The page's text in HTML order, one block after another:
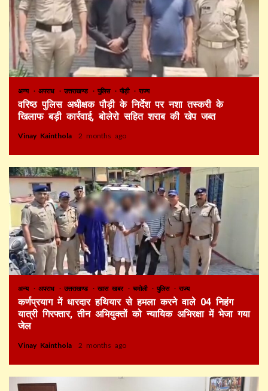
अन्य अपराध उत्तराखण्ड पुलिस पौड़ी राज्य
वरिष्ठ पुलिस अधीक्षक पौड़ी के निर्देश पर नशा तस्करी के
खिलाफ बड़ी कार्रवाई, बोलेरो सहित शराब की खेप जब्त
Vinay Kainthola 2 months ago
अन्य अपराध उत्तराखण्ड खास खबर चमोली पुलिस राज्य
कर्णप्रयाग में धारदार हथियार से हमला करने वाले 04 निहंग
यात्री गिरफ्तार, तीन अभियुक्तों को न्यायिक अभिरक्षा में भेजा गया
जेल
Vinay Kainthola 2 months ago